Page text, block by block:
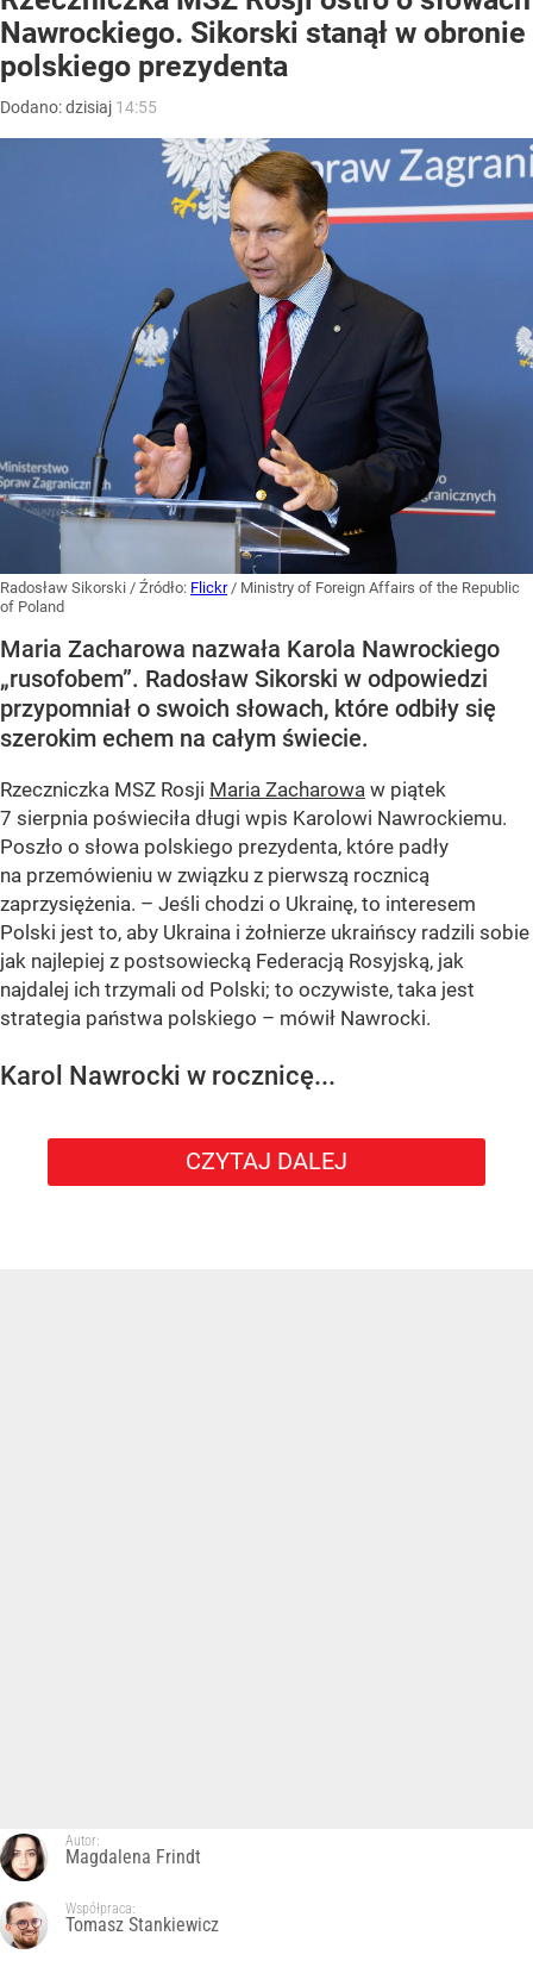
Nawrockiego. Sikorski stanął w obronie
polskiego prezydenta
Dodano:dzisiaj 14:55
Radosław Sikorski / Źródło: Flickr / Ministry of Foreign Affairs of the Republic
of Poland
Maria Zacharowa nazwała Karola Nawrockiego
„rusofobem”. Radosław Sikorski w odpowiedzi
przypomniał o swoich słowach, które odbiły się
szerokim echem na całym świecie.
Rzeczniczka MSZ Rosji Maria Zacharowa w piątek
7 sierpnia poświeciła długi wpis Karolowi Nawrockiemu.
Poszło o słowa polskiego prezydenta, które padły
na przemówieniu w związku z pierwszą rocznicą
zaprzysiężenia. – Jeśli chodzi o Ukrainę, to interesem
Polski jest to, aby Ukraina i żołnierze ukraińscy radzili sobie
jak najlepiej z postsowiecką Federacją Rosyjską, jak
najdalej ich trzymali od Polski; to oczywiste, taka jest
strategia państwa polskiego – mówił Nawrocki.
Karol Nawrocki w rocznicę...
CZYTAJ DALEJ
Autor:
Magdalena Frindt
Współpraca:
Tomasz Stankiewicz